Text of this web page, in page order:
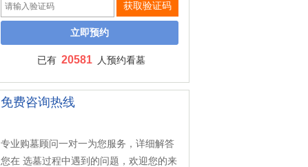
获取验证码
已有 20581 人预约看墓
免费咨询热线
专业购墓顾问一对一为您服务，详细解答
您在 选墓过程中遇到的问题，欢迎您的来